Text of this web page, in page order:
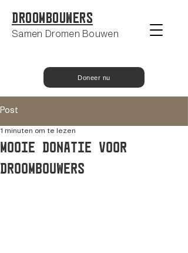
Droombouwers
Samen Dromen Bouwen
Doneer nu
Post
mooie donatie voor
Droombouwers
1 minuten om te lezen